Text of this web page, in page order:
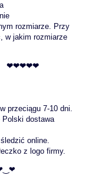
rozmiarze. Przy
w jakim rozmiarze
przeciągu 7-10 dni.
Polski dostawa
online.
z logo firmy.